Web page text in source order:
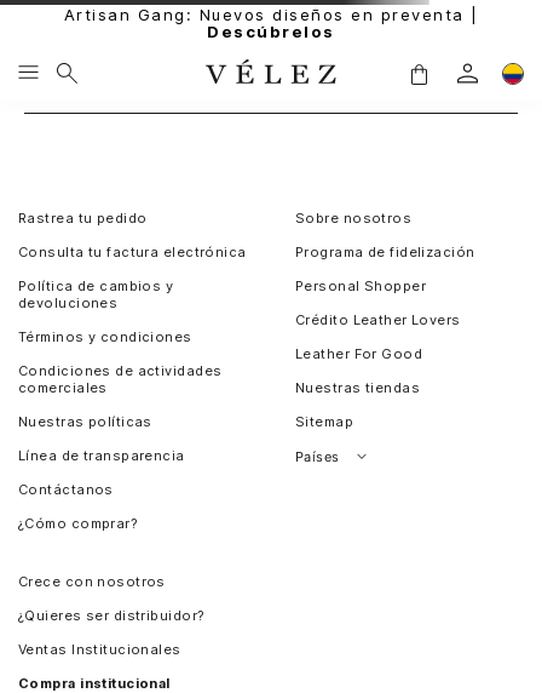
Artisan Gang: Nuevos diseños en preventa |
Descúbrelos
Rastrea tu pedido
Consulta tu factura electrónica
Política de cambios y
devoluciones
Términos y condiciones
Condiciones de actividades
comerciales
Nuestras políticas
Línea de transparencia
Contáctanos
¿Cómo comprar?
Sobre nosotros
Programa de fidelización
Personal Shopper
Crédito Leather Lovers
Leather For Good
Nuestras tiendas
Sitemap
Países
Crece con nosotros
¿Quieres ser distribuidor?
Ventas Institucionales
Compra institucional